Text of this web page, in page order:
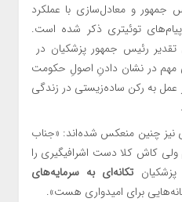
جمهور و معادل‌سازی با عملکرد
توئیتری ذکر شده است.
تقدیر رئیس جمهور پزشکیان در
مهم در نشان دادنِ اصولِ حکومت
عمل به رکن ساده‌زیستی در زندگی
چنین منعکس شده‌اند: «جناب
ولی کاش کلا دست اشرافیگیری را
تکانه‌ای به سرمایه‌های
برای امیدواری هست».